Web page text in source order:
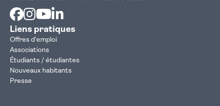
Facebook
Instagram
Youtube
Liens pratiques
Offres d'emploi
Associations
Étudiants / étudiantes
Nouveaux habitants
Presse